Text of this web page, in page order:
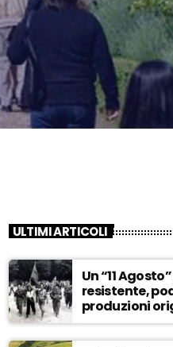
ULTIMI ARTICOLI
Un “11
resistente,
produzioni
Novaradio
la Liberazione